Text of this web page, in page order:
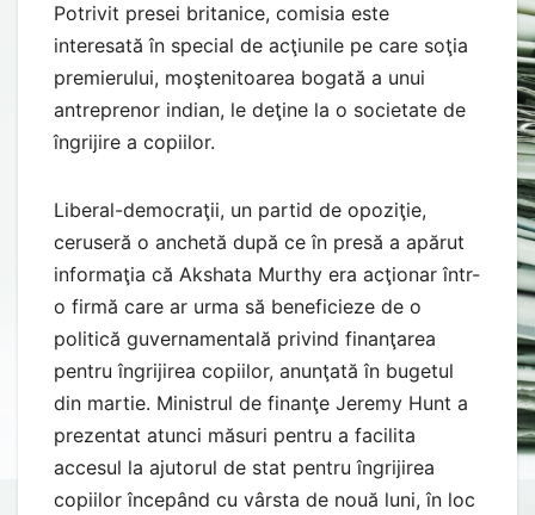
Potrivit presei britanice, comisia este
interesată în special de acţiunile pe care soţia
premierului, moştenitoarea bogată a unui
antreprenor indian, le deţine la o societate de
îngrijire a copiilor.
Liberal-democraţii, un partid de opoziţie,
ceruseră o anchetă după ce în presă a apărut
informaţia că Akshata Murthy era acţionar într-
o firmă care ar urma să beneficieze de o
politică guvernamentală privind finanţarea
pentru îngrijirea copiilor, anunţată în bugetul
din martie. Ministrul de finanţe Jeremy Hunt a
prezentat atunci măsuri pentru a facilita
accesul la ajutorul de stat pentru îngrijirea
copiilor începând cu vârsta de nouă luni, în loc